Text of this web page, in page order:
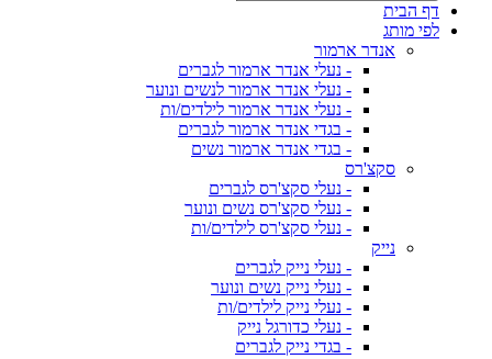
דף הבית
לפי מותג
אנדר ארמור
- נעלי אנדר ארמור לגברים
- נעלי אנדר ארמור לנשים ונוער
- נעלי אנדר ארמור לילדים/ות
- בגדי אנדר ארמור לגברים
- בגדי אנדר ארמור נשים
סקצ'רס
- נעלי סקצ'רס לגברים
- נעלי סקצ'רס נשים ונוער
- נעלי סקצ'רס לילדים/ות
נייק
- נעלי נייק לגברים
- נעלי נייק נשים ונוער
- נעלי נייק לילדים/ות
- נעלי כדורגל נייק
- בגדי נייק לגברים